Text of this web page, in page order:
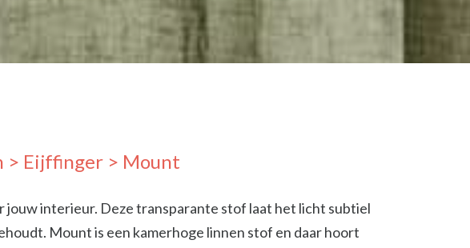
> Eijffinger > Mount
jouw interieur. Deze transparante stof laat het licht subtiel
Mount is een kamerhoge linnen stof en daar hoort